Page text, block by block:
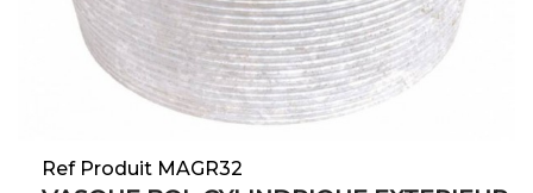
Ref Produit MAGR32